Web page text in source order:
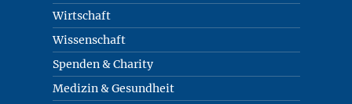
Wirtschaft
Wissenschaft
Spenden & Charity
Medizin & Gesundheit